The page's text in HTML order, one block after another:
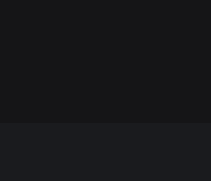
あります。ま
カトリーヌ・